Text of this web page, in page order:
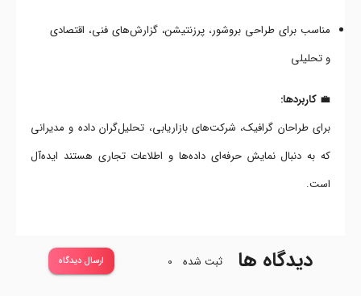
مناسب برای طراحی بروشور، پرزنتیشن، گزارش‌های فنی، اقتصادی
و تحلیلی
💼 کاربردها:
برای طراحان گرافیک، شرکت‌های بازاریابی، تحلیل‌گران داده و مدیرانی
که به دنبال نمایش حرفه‌ای داده‌ها و اطلاعات تجاری هستند ایده‌آل
است.
دیدگاه ها ثبت شده 0 ارسال دیدگاه